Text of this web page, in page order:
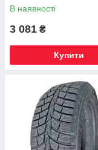
В наявності
3 081 ₴
Купити